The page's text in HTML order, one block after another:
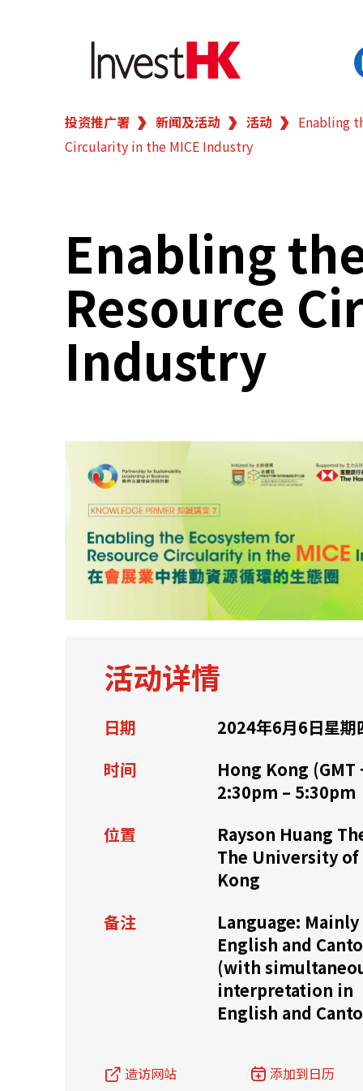
繁 简
香港营商优势
新闻及活动
业务领域
在港开业
联系我们
资源中心 常见问题 商业
关联网站
香港家族办公室 香港金融科
投资推广署 新闻及活动 活动
Enabling
Circularity in the MICE Industry
Enabling
Resource
Industry
活动详情
日期
2024年6月6日星期
时间
Hong Kong (GMT
2:30pm – 5:30pm
位置
Rayson Huang
The University of
Kong
备注
Language: Mainly
English and
(with
interpretation in
English and
造访网站 添加到日历